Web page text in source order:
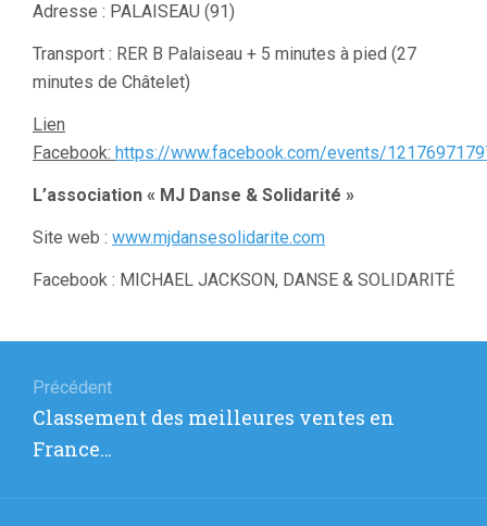
Adresse : PALAISEAU (91)
Transport : RER B Palaiseau + 5 minutes à pied (27
minutes de Châtelet)
Lien
Facebook: https://www.facebook.com/events/
L’association « MJ Danse & Solidarité »
Site web : www.mjdansesolidarite.com
Facebook : MICHAEL JACKSON, DANSE & SOLIDARITÉ
de
l’article
Précédent
Article
précédent
Classement des meilleures ventes en
France…